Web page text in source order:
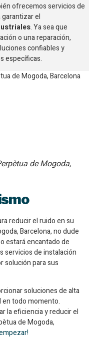
ofrecemos servicios de
el
. Ya sea que
o una reparación,
confiables y
específicas.
reducir el ruido en su
Barcelona, no dude
estará encantado de
servicios de instalación
solución para sus
soluciones de alta
en todo momento.
la eficiencia y reducir el
de Mogoda,
de Mogoda,